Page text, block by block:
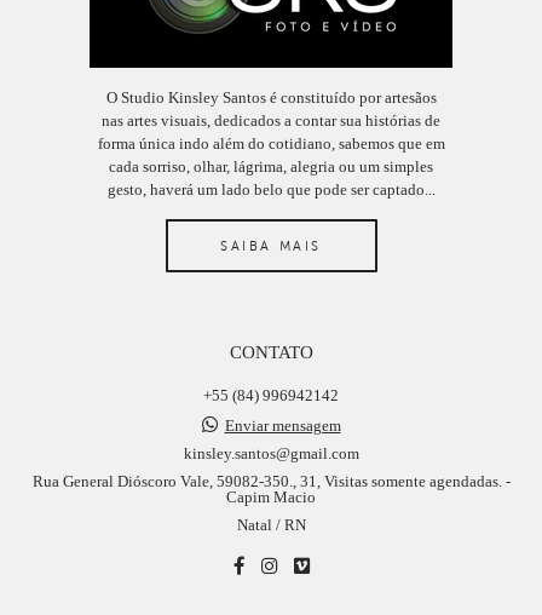
O Studio Kinsley Santos é constituído por artesãos
nas artes visuais, dedicados a contar sua histórias de
forma única indo além do cotidiano, sabemos que em
cada sorriso, olhar, lágrima, alegria ou um simples
gesto, haverá um lado belo que pode ser captado...
SAIBA MAIS
CONTATO
+55 (84) 996942142
Enviar mensagem
kinsley.santos@gmail.com
Rua General Dióscoro Vale, 59082-350., 31, Visitas somente agendadas. -
Capim Macio
Natal / RN